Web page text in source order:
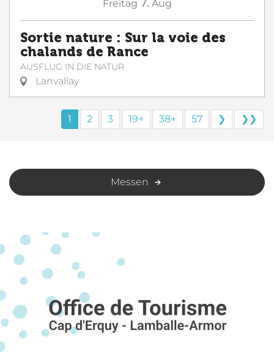
Freitag Aug
Sortie nature : Sur la voie des
chalands de Rance
AUSFLUG IN DIE NATUR
Lanvallay
1 2 3 19+ 38+ 57 ❯ ❯❯
Messen